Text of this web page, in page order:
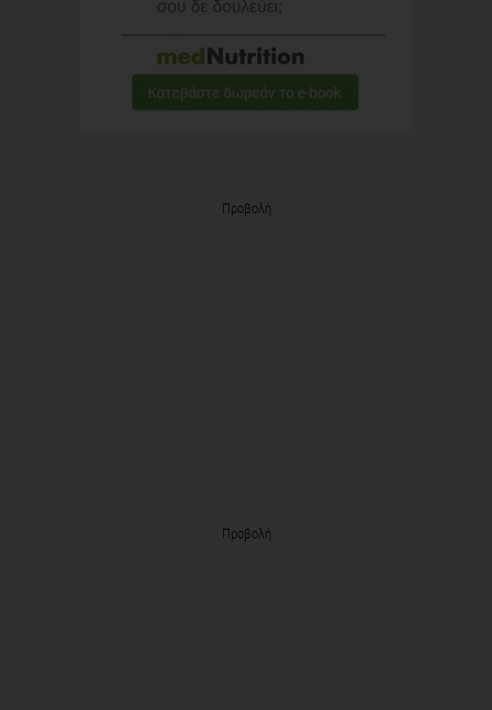
Προβολή
Προβολή